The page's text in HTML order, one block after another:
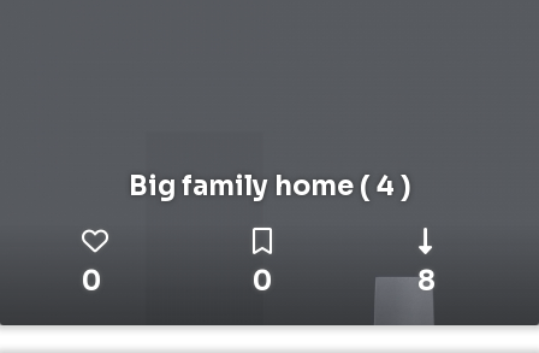
Big family home ( 4 )
0 0 8